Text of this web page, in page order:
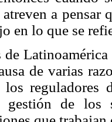
a pensar
en lo que se
Latinoamérica
de varias
reguladores
de los